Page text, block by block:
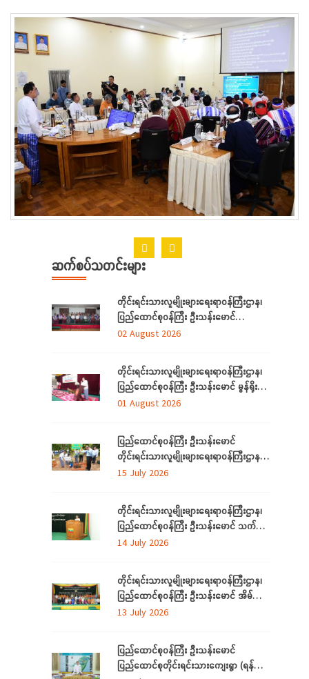
ဆက်စပ်သတင်းများ
တိုင်းရင်းသားလူမျိုးများရေးရာဝန်ကြီးဌာန၊
ပြည်ထောင်စုဝန်ကြီး ဦးသန်းမောင်
ရန်ကုန်တိုင်းဒေသကြီးအတွင်းရှိ
နှင့် တွေ့ဆုံ
02 August 2026
တိုင်းရင်းသားလူမျိုးများရေးရာဝန်ကြီးဌာန၊
ပြည်ထောင်စုဝန်ကြီး ဦးသန်းမောင် မွန်ရိုးရာ
ဝတ်စုံချုပ်လုပ်နည်းသင်တန်းဆင်းပွဲ
01 August 2026
ပြည်ထောင်စုဝန်ကြီး ဦးသန်းမောင်
တိုင်းရင်းသားလူမျိုးများရေးရာဝန်ကြီးဌာန မိုး
ရာသီသစ်ပင်စိုက်ပျိုးပွဲ အခမ်းအနားတက်
15 July 2026
တိုင်းရင်းသားလူမျိုးများရေးရာဝန်ကြီးဌာန၊
ပြည်ထောင်စုဝန်ကြီး ဦးသန်းမောင် သက်မွေး
ပညာသင်တန်းများ သင်တန်းဆင်းပွဲ
14 July 2026
တိုင်းရင်းသားလူမျိုးများရေးရာဝန်ကြီးဌာန၊
ပြည်ထောင်စုဝန်ကြီး ဦးသန်းမောင် အိမ်သုံး
ဆိုလာများ လွှဲပြောင်းထောက်ပံ့ပေးခြင်း
13 July 2026
ပြည်ထောင်စုဝန်ကြီး ဦးသန်းမောင်
ပြည်ထောင်စုတိုင်းရင်းသားကျေးရွာ (ရန်ကုန်)